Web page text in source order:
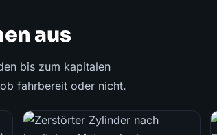
aus
bis zum kapitalen
fahrbereit oder nicht.